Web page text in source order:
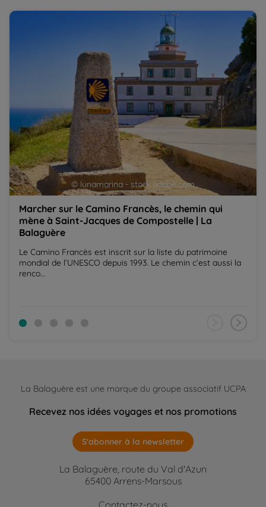
Marcher sur le Camino Francès, le chemin qui mène à
Saint-Jacques de Compostelle | La Balaguère
© lunamarina - stock.adobe.com
Marcher sur le Camino Francès, le chemin qui
mène à Saint-Jacques de Compostelle | La
Balaguère
Le Camino Francès est inscrit sur la liste du patrimoine
mondial de l’UNESCO depuis 1993. Le chemin c’est aussi la
renco...
La Balaguère est une marque du groupe associatif UCPA
Recevez nos idées voyages et nos promotions
S'abonner à la newsletter
La Balaguère, route du Val d'Azun
65400 Arrens-Marsous
Contactez-nous